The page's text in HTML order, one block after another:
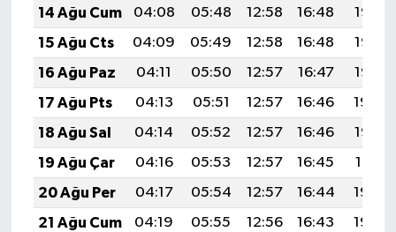
14 Ağu Cum
04:08 05:48 12:58 16:48
19:58
15 Ağu Cts
04:09 05:49 12:58 16:48
19:56
16 Ağu Paz
04:11 05:50 12:57 16:47
19:55
17 Ağu Pts
04:13 05:51 12:57 16:46
19:54
18 Ağu Sal
04:14 05:52 12:57 16:46
19:52
19 Ağu Çar
04:16 05:53 12:57 16:45
19:51
20 Ağu Per
04:17 05:54 12:57 16:44
19:49
21 Ağu Cum
04:19 05:55 12:56 16:43
19:48